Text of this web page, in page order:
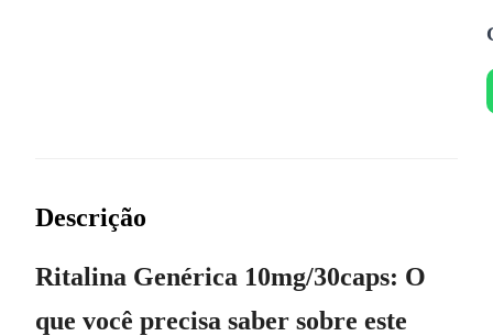
Descrição
Ritalina Genérica 10mg/30caps: O
que você precisa saber sobre este